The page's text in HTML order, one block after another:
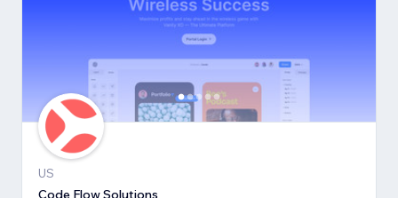
US
Code Flow Solutions